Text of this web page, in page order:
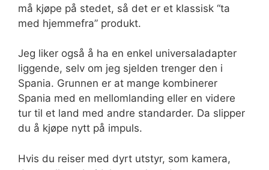
må kjøpe på stedet, så det er et klassisk “ta
med hjemmefra” produkt.
Jeg liker også å ha en enkel universaladapter
liggende, selv om jeg sjelden trenger den i
Spania. Grunnen er at mange kombinerer
Spania med en mellomlanding eller en videre
tur til et land med andre standarder. Da slipper
du å kjøpe nytt på impuls.
Hvis du reiser med dyrt utstyr, som kamera,